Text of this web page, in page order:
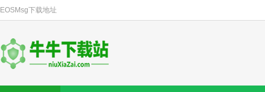
EOSMsg下载地址